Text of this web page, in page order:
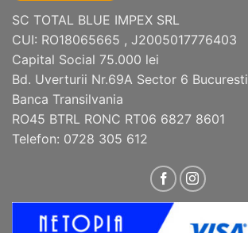
SC TOTAL BLUE IMPEX SRL
CUI: RO18065665 , J2005017776403
Capital Social 75.000 lei
Bd. Uverturii Nr.69A Sector 6 Bucuresti
Banca Transilvania
RO45 BTRL RONC RT06 6827 8601
Telefon: 0728 305 612